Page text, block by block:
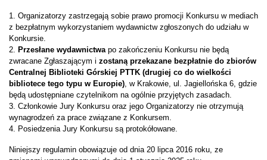
1. Organizatorzy zastrzegają sobie prawo promocji Konkursu w mediach
z bezpłatnym wykorzystaniem wydawnictw zgłoszonych do udziału w
Konkursie.
2.
Przesłane wydawnictwa po zakończeniu Konkursu nie będą
zwracane Zgłaszającym i zostaną przekazane bezpłatnie do zbiorów
Centralnej Biblioteki Górskiej PTTK (drugiej co do wielkości
bibliotece tego typu w Europie) , w Krakowie, ul. Jagiellońska 6, gdzie
będą udostępniane czytelnikom na ogólnie przyjętych zasadach.
3. Członkowie Jury Konkursu oraz jego Organizatorzy nie otrzymują
wynagrodzeń za prace związane z Konkursem.
4. Posiedzenia Jury Konkursu są protokółowane.
Niniejszy regulamin obowiązuje od dnia 20 lipca 2016 roku, ze